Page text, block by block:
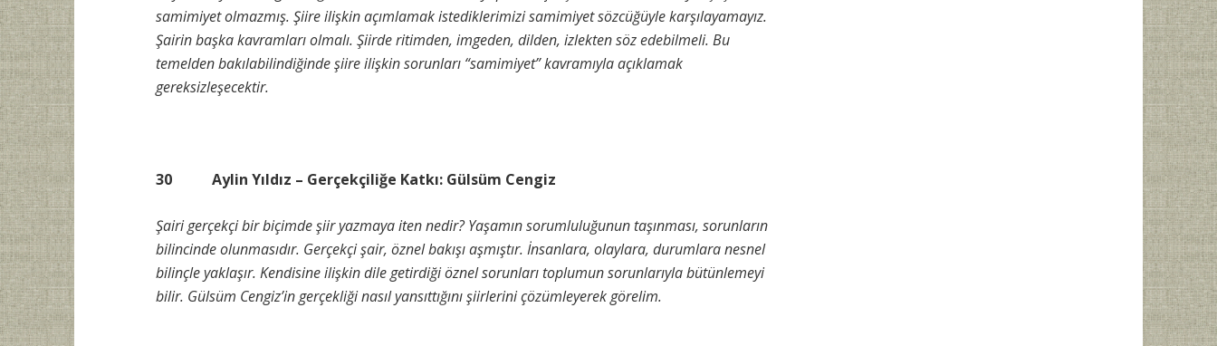
samimiyet olmazmış. Şiire ilişkin açımlamak istediklerimizi samimiyet sözcüğüyle karşılayamayız.
Şairin başka kavramları olmalı. Şiirde ritimden, imgeden, dilden, izlekten söz edebilmeli. Bu
temelden bakılabilindiğinde şiire ilişkin sorunları “samimiyet” kavramıyla açıklamak
gereksizleşecektir.
30 Aylin Yıldız – Gerçekçiliğe Katkı: Gülsüm Cengiz
Şairi gerçekçi bir biçimde şiir yazmaya iten nedir? Yaşamın sorumluluğunun taşınması, sorunların
bilincinde olunmasıdır. Gerçekçi şair, öznel bakışı aşmıştır. İnsanlara, olaylara, durumlara nesnel
bilinçle yaklaşır. Kendisine ilişkin dile getirdiği öznel sorunları toplumun sorunlarıyla bütünlemeyi
bilir. Gülsüm Cengiz’in gerçekliği nasıl yansıttığını şiirlerini çözümleyerek görelim.